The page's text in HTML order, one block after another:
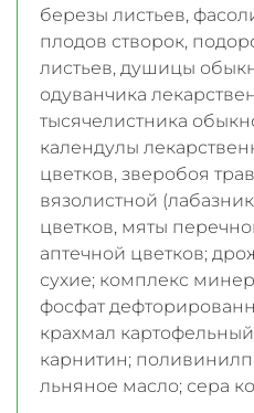
березы листьев,
плодов створок,
листьев, душицы
одуванчика
тысячелистника
календулы
цветков, зверобоя
вязолистной
цветков, мяты
аптечной цветков;
сухие; комплекс
фосфат
крахмал
карнитин;
льняное масло; сера